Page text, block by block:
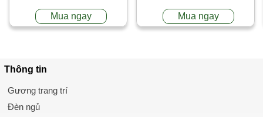
Mua ngay Mua ngay
Thông tin
Gương trang trí
Đèn ngủ